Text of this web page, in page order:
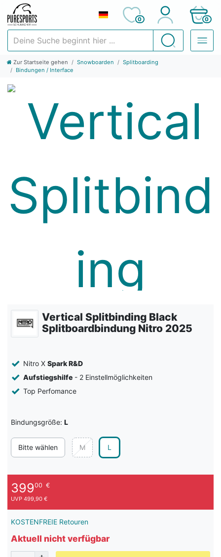
Suchen
0 0
Zur Startseite gehen Snowboarden
Splitboarding
Bindungen / Interface
Vertical Splitbinding Black
Splitboardbindung Nitro 2025
Nitro X Spark R&D
Aufstiegshilfe- 2 Einstellmöglichkeiten
Top Perfomance
Bindungsgröße: L
Bitte wählen M L
39900 €
UVP 499,90 €
KOSTENFREIE Retouren
Aktuell nicht verfügbar